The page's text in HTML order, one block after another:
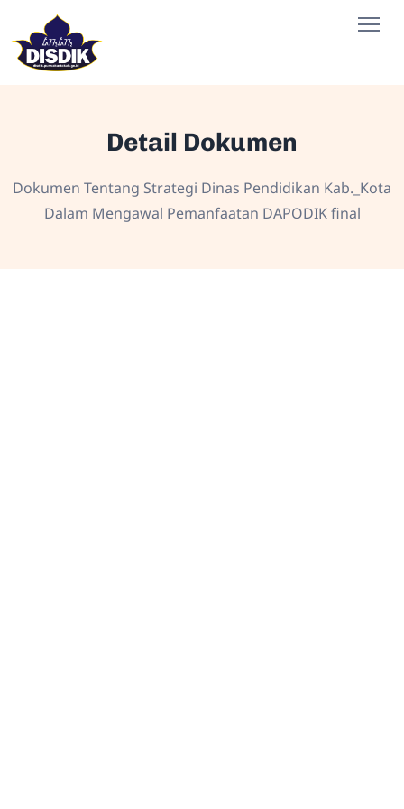
Detail Dokumen
Dokumen Tentang Strategi Dinas Pendidikan Kab._Kota
Dalam Mengawal Pemanfaatan DAPODIK final